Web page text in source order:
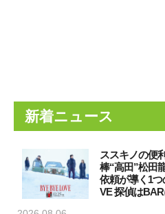
新着ニュース
ススキノの便
棒“高田”松田
依頼が導く1
VE 探偵は